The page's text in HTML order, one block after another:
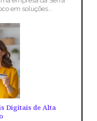
em soluções...
Digitais de Alta